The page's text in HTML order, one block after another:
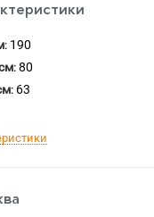
: 190
: 80
: 63